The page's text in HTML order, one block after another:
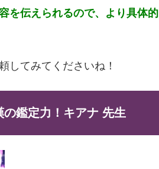
を伝えられるので、より具体的
してみてくださいね！
の鑑定力！キアナ 先生